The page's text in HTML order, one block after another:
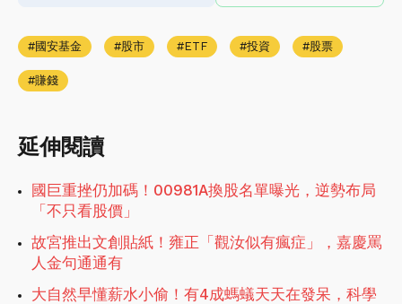
國安基金 股市 ETF 投資 股票
賺錢
延伸閱讀
國巨重挫仍加碼！00981A換股名單曝光，逆勢布局
「不只看股價」
故宮推出文創貼紙！雍正「觀汝似有瘋症」，嘉慶罵
人金句通通有
大自然早懂薪水小偷！有4成螞蟻天天在發呆，科學